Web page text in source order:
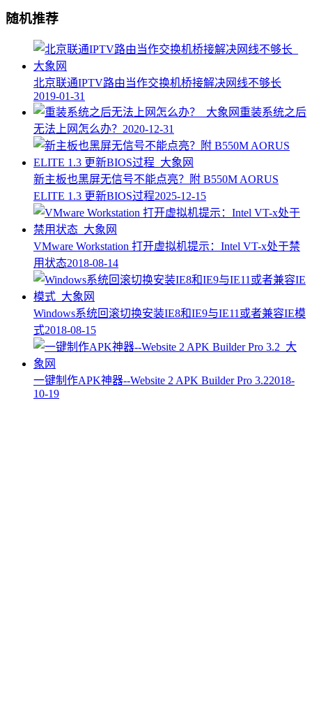
随机推荐
北京联通IPTV路由当作交换机桥接解决网线不够长
2019-01-31
重装系统之后
无法上网怎么办？ 2020-12-31
新主板也黑屏无信号不能点亮？附 B550M AORUS
ELITE 1.3 更新BIOS过程2025-12-15
VMware Workstation 打开虚拟机提示：Intel VT-x处于禁
用状态2018-08-14
Windows系统回滚切换安装IE8和IE9与IE11或者兼容IE模
式2018-08-15
一键制作APK神器--Website 2 APK Builder Pro 3.22018-
10-19